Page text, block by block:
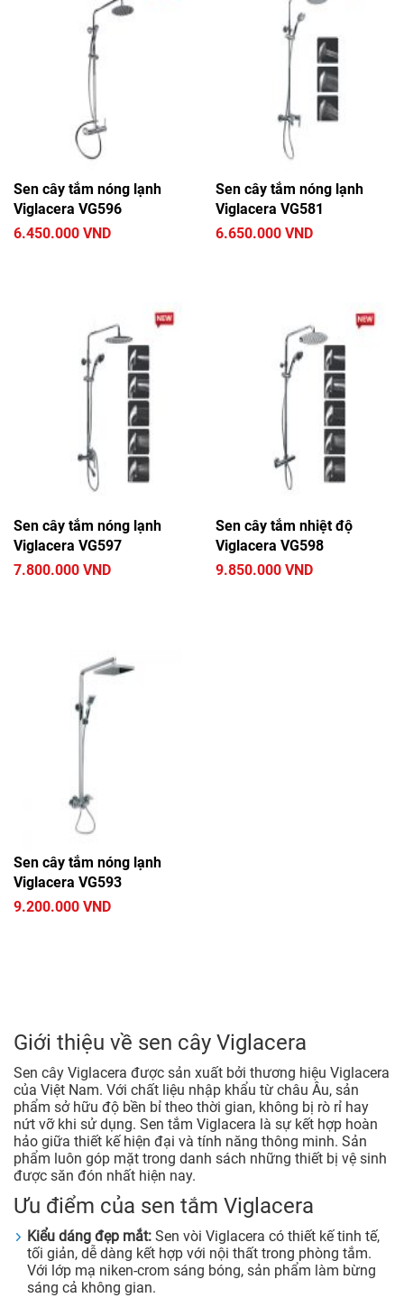
Sen cây tắm nóng lạnh
Viglacera VG596
6.450.000 VND
Sen cây tắm nóng lạnh
Viglacera VG581
6.650.000 VND
Sen cây tắm nóng lạnh
Viglacera VG597
7.800.000 VND
Sen cây tắm nhiệt độ
Viglacera VG598
9.850.000 VND
Sen cây tắm nóng lạnh
Viglacera VG593
9.200.000 VND
Giới thiệu về sen cây Viglacera
Sen cây Viglacera được sản xuất bởi thương hiệu Viglacera
của Việt Nam. Với chất liệu nhập khẩu từ châu Âu, sản
phẩm sở hữu độ bền bỉ theo thời gian, không bị rò rỉ hay
nứt vỡ khi sử dụng. Sen tắm Viglacera là sự kết hợp hoàn
hảo giữa thiết kế hiện đại và tính năng thông minh. Sản
phẩm luôn góp mặt trong danh sách những thiết bị vệ sinh
được săn đón nhất hiện nay.
Ưu điểm của sen tắm Viglacera
Kiểu dáng đẹp mắt: Sen vòi Viglacera có thiết kế tinh tế,
tối giản, dễ dàng kết hợp với nội thất trong phòng tắm.
Với lớp mạ niken-crom sáng bóng, sản phẩm làm bừng
sáng cả không gian.